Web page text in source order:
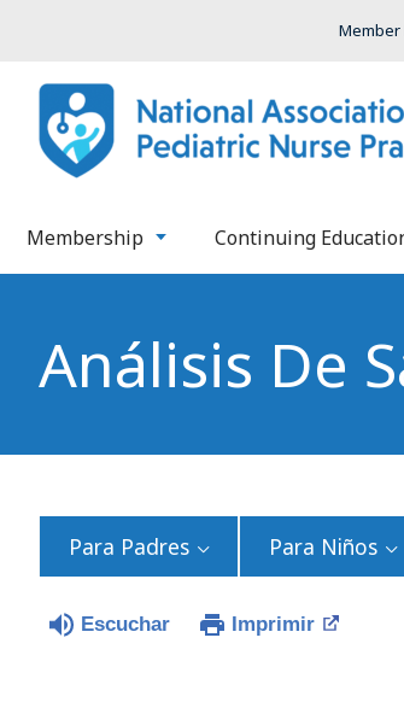
Membership Continuing
Análisis De
Para Padres Para Niños
Escuchar Imprimir